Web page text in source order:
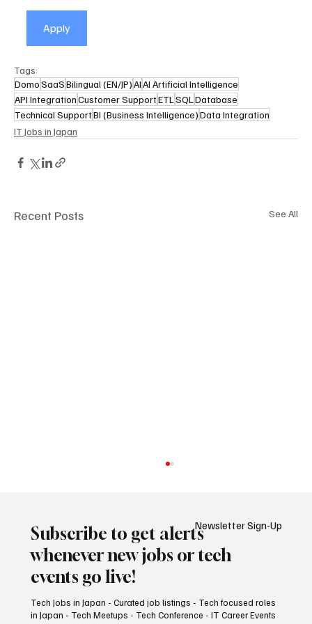
Apply
Tags:
DomoSaaSBilingual (EN/JP)AIAI Artificial Intelligence
API IntegrationCustomer SupportETL SQL Database
Technical SupportBI (Business Intelligence)Data Integration
IT Jobs in Japan
Recent Posts See All
Subscribe to get alerts
whenever new jobs or tech
events go live!
Tech Jobs in Japan - Curated job listings - Tech focused roles
in Japan - Tech Meetups - Tech Conference - IT Career Events
Newsletter Sign-Up